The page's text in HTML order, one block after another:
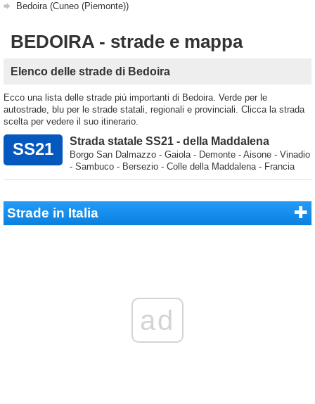
Bedoira (Cuneo (Piemonte))
BEDOIRA - strade e mappa
Elenco delle strade di Bedoira
Ecco una lista delle strade più importanti di Bedoira. Verde per le
autostrade, blu per le strade statali, regionali e provinciali. Clicca la strada
scelta per vedere il suo itinerario.
SS21 Strada statale SS21 - della Maddalena
Borgo San Dalmazzo - Gaiola - Demonte - Aisone - Vinadio
- Sambuco - Bersezio - Colle della Maddalena - Francia
Strade in Italia
ad